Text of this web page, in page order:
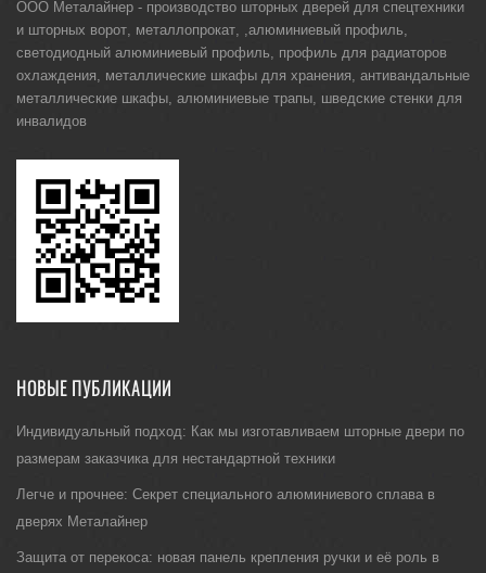
ООО Металайнер - производство шторных дверей для спецтехники
и шторных ворот металлопрокат алюминиевый профиль
светодиодный алюминиевый профиль
профиль для радиаторов
охлаждения
металлические шкафы для хранения антивандальные
металлические шкафы алюминиевые трапы шведские стенки для
инвалидов
НОВЫЕ ПУБЛИКАЦИИ
Индивидуальный подход: Как мы изготавливаем шторные двери по
размерам заказчика для нестандартной техники
Легче и прочнее: Секрет специального алюминиевого сплава в
дверях Металайнер
Защита от перекоса: новая панель крепления ручки и её роль в